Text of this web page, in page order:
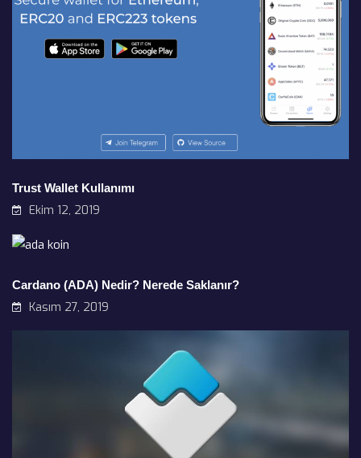
Trust Wallet Kullanımı
Ekim 12, 2019
Cardano (ADA) Nedir? Nerede Saklanır?
Kasım 27, 2019